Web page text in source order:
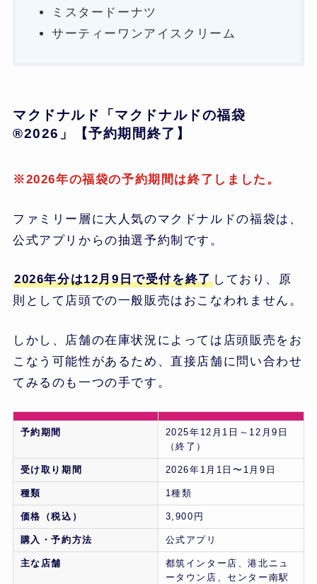
ミスタードーナツ
サーティーワンアイスクリーム
マクドナルド「マクドナルドの福袋
®2026」【予約期間終了】
※2026年の福袋の予約期間は終了しました。
ファミリー層に大人気のマクドナルドの福袋は、
公式アプリからの抽選予約制です。
2026年分は12月9日で受付を終了しており、原
則として店頭での一般販売はおこなわれません。
しかし、店舗の在庫状況によっては店頭販売をお
こなう可能性があるため、直接店舗に問い合わせ
てみるのも一つの手です。
予約期間
2025年12月1日～12月9日
（終了）
受け取り期間 2026年1月1日〜1月9日
種類 1種類
価格（税込） 3,900円
購入・予約方法 公式アプリ
主な店舗
都筑インター店、港北ニュ
ータウン店、センター南駅